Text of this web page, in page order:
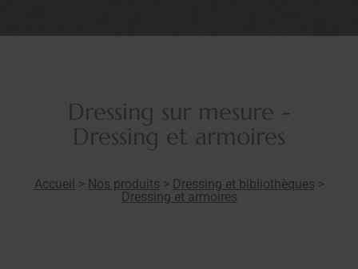
Dressing sur mesure -
Dressing et armoires
Accueil > Nos produits > Dressing et bibliothèques >
Dressing et armoires